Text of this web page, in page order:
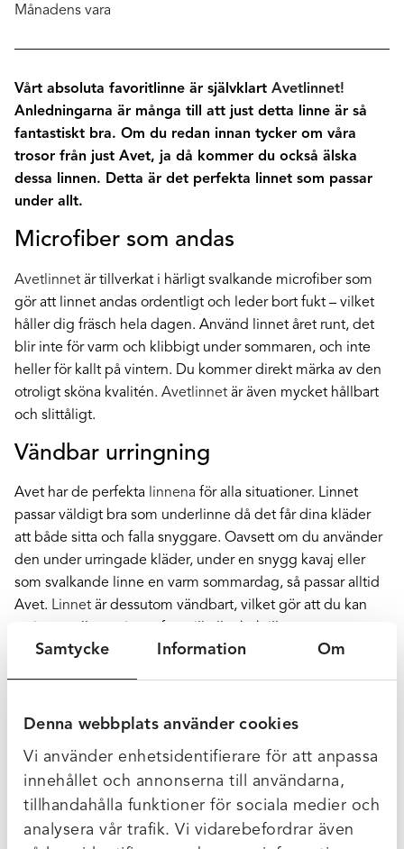
Samtycke Information Om
Denna webbplats använder cookies
Vi använder enhetsidentifierare för att anpassa
innehållet och annonserna till användarna,
tillhandahålla funktioner för sociala medier och
analysera vår trafik. Vi vidarebefordrar även
Månadens vara
Vårt absoluta favoritlinne är självklart Avetlinnet!
Anledningarna är många till att just detta linne är så
fantastiskt bra. Om du redan innan tycker om våra
trosor från just Avet, ja då kommer du också älska
dessa linnen. Detta är det perfekta linnet som passar
under allt.
Microfiber som andas
Avetlinnetär tillverkat i härligt svalkande microfiber som
gör att linnet andas ordentligt och leder bort fukt – vilket
håller dig fräsch hela dagen. Använd linnet året runt, det
blir inte för varm och klibbigt under sommaren, och inte
heller för kallt på vintern. Du kommer direkt märka av den
otroligt sköna kvalitén. Avetlinnetär även mycket hållbart
och slittåligt.
Vändbar urringning
Avet har de perfekta linnena för alla situationer. Linnet
passar väldigt bra som underlinne då det får dina kläder
att både sitta och falla snyggare. Oavsett om du använder
den under urringade kläder, under en snygg kavaj eller
som svalkande linne en varm sommardag, så passar alltid
Avet. Linnetär dessutom vändbart, vilket gör att du kan
att gå upp en storlek.